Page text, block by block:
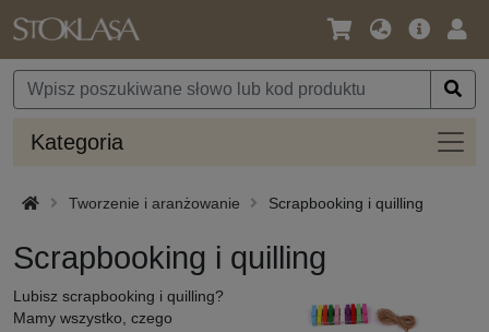
Język
Waluta
Oferta
Kategoria
Tworzenie i aranżowanie Scrapbooking i quilling
Scrapbooking i quilling
Lubisz scrapbooking i quilling?
Mamy wszystko, czego